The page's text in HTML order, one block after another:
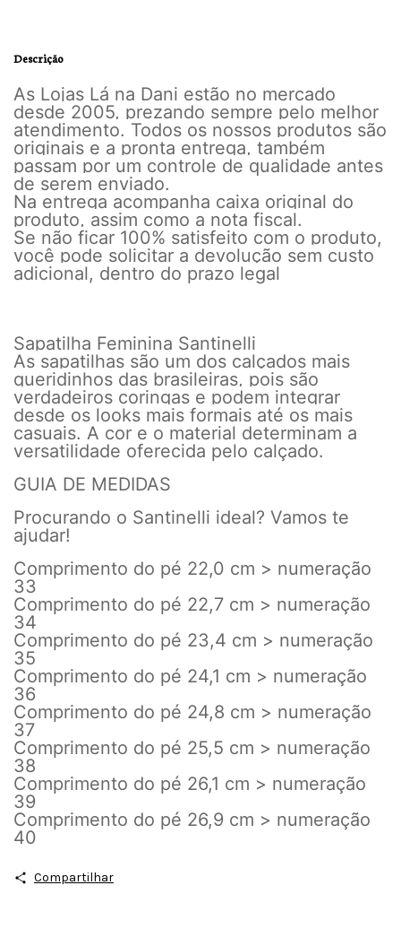
Descrição
As Lojas Lá na Dani estão no mercado
desde 2005, prezando sempre pelo melhor
atendimento. Todos os nossos produtos são
originais e a pronta entrega, também
passam por um controle de qualidade antes
de serem enviado.
Na entrega acompanha caixa original do
produto, assim como a nota fiscal.
Se não ficar 100% satisfeito com o produto,
você pode solicitar a devolução sem custo
adicional, dentro do prazo legal
Sapatilha Feminina Santinelli
As sapatilhas são um dos calçados mais
queridinhos das brasileiras, pois são
verdadeiros coringas e podem integrar
desde os looks mais formais até os mais
casuais. A cor e o material determinam a
versatilidade oferecida pelo calçado.
GUIA DE MEDIDAS
Procurando o Santinelli ideal? Vamos te
ajudar!
Comprimento do pé 22,0 cm > numeração
33
Comprimento do pé 22,7 cm > numeração
34
Comprimento do pé 23,4 cm > numeração
35
Comprimento do pé 24,1 cm > numeração
36
Comprimento do pé 24,8 cm > numeração
37
Comprimento do pé 25,5 cm > numeração
38
Comprimento do pé 26,1 cm > numeração
39
Comprimento do pé 26,9 cm > numeração
40
Compartilhar